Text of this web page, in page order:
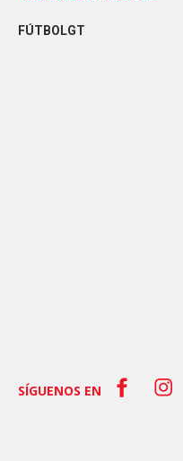
FÚTBOLGT
SÍGUENOS EN